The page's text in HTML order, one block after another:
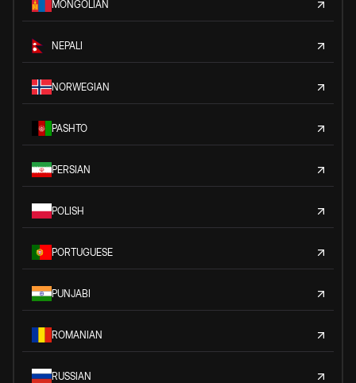
MONGOLIAN
NEPALI
NORWEGIAN
PASHTO
PERSIAN
POLISH
PORTUGUESE
PUNJABI
ROMANIAN
RUSSIAN